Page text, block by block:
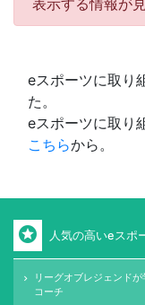
eスポーツに取り
た。
eスポーツに取り
こちらから。
stars 人気の高いeスポ
keyboard_arrow_right
リーグオブレジェンドが
コーチ